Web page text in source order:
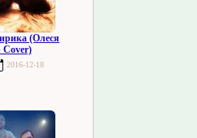
(Олеся
Cover)
2016-12-18